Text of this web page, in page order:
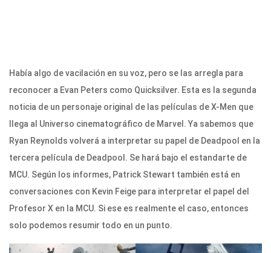
Había algo de vacilación en su voz, pero se las arregla para
reconocer a Evan Peters como Quicksilver. Esta es la segunda
noticia de un personaje original de las películas de X-Men que
llega al Universo cinematográfico de Marvel. Ya sabemos que
Ryan Reynolds volverá a interpretar su papel de Deadpool en la
tercera película de Deadpool. Se hará bajo el estandarte de
MCU. Según los informes, Patrick Stewart también está en
conversaciones con Kevin Feige para interpretar el papel del
Profesor X en la MCU. Si ese es realmente el caso, entonces
solo podemos resumir todo en un punto.